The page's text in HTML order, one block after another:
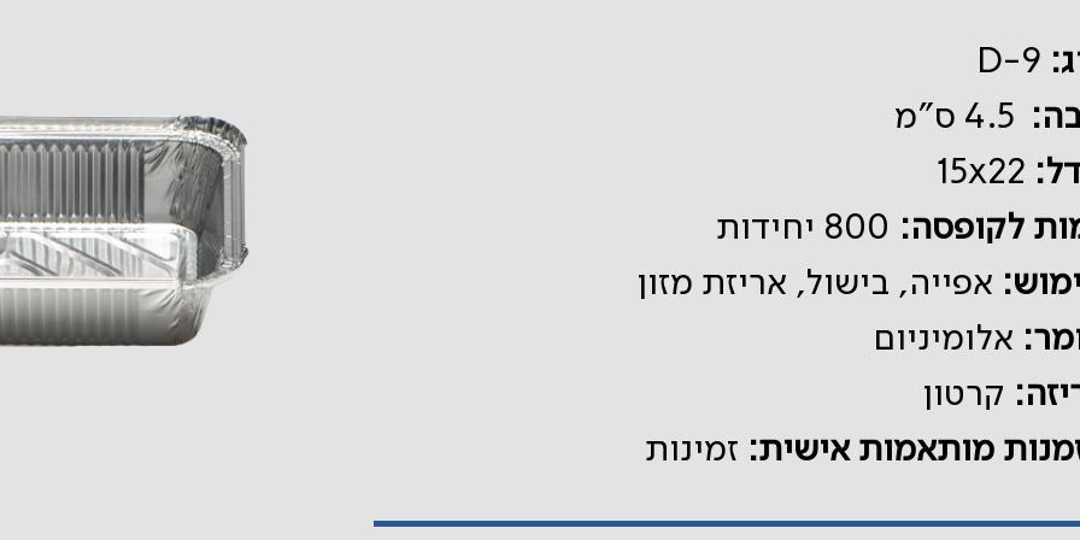
D-9
15x22
לקופסה:
אפייה, בישול, אריזת מזון
אלומיניום
קרטון
מותאמות אישית: זמינות